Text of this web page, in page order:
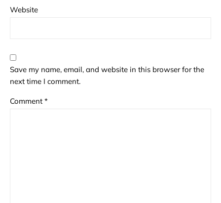
Website
Save my name, email, and website in this browser for the
next time I comment.
Comment *